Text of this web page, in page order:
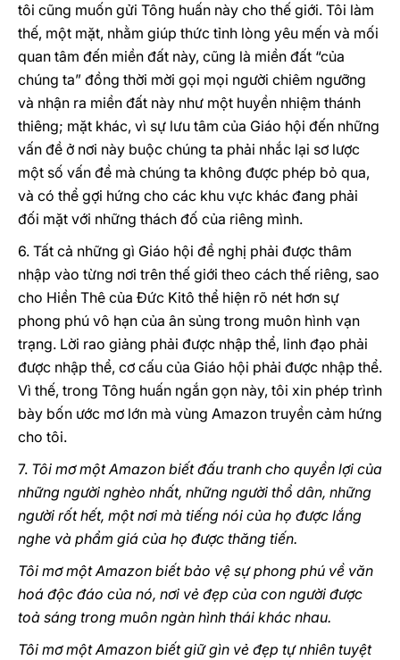
tôi cũng muốn gửi Tông huấn này cho thế giới. Tôi làm
thế, một mặt, nhằm giúp thức tỉnh lòng yêu mến và mối
quan tâm đến miền đất này, cũng là miền đất “của
chúng ta” đồng thời mời gọi mọi người chiêm ngưỡng
và nhận ra miền đất này như một huyền nhiệm thánh
thiêng; mặt khác, vì sự lưu tâm của Giáo hội đến những
vấn đề ở nơi này buộc chúng ta phải nhắc lại sơ lược
một số vấn đề mà chúng ta không được phép bỏ qua,
và có thể gợi hứng cho các khu vực khác đang phải
đối mặt với những thách đố của riêng mình.
6. Tất cả những gì Giáo hội đề nghị phải được thâm
nhập vào từng nơi trên thế giới theo cách thế riêng, sao
cho Hiền Thê của Đức Kitô thể hiện rõ nét hơn sự
phong phú vô hạn của ân sủng trong muôn hình vạn
trạng. Lời rao giảng phải được nhập thể, linh đạo phải
được nhập thể, cơ cấu của Giáo hội phải được nhập thể.
Vì thế, trong Tông huấn ngắn gọn này, tôi xin phép trình
bày bốn ước mơ lớn mà vùng Amazon truyền cảm hứng
cho tôi.
7. Tôi mơ một Amazon biết đấu tranh cho quyền lợi của
những người nghèo nhất, những người thổ dân, những
người rốt hết, một nơi mà tiếng nói của họ được lắng
nghe và phẩm giá của họ được thăng tiến.
Tôi mơ một Amazon biết bảo vệ sự phong phú về văn
hoá độc đáo của nó, nơi vẻ đẹp của con người được
toả sáng trong muôn ngàn hình thái khác nhau.
Tôi mơ một Amazon biết giữ gìn vẻ đẹp tự nhiên tuyệt